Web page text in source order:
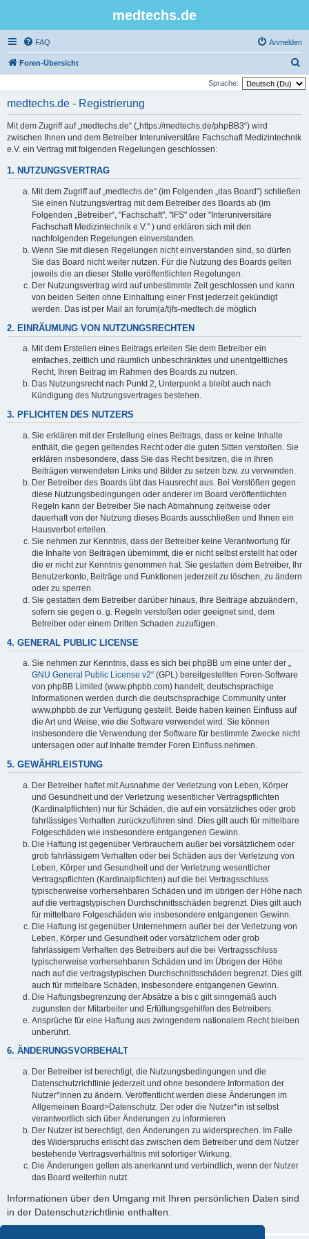
medtechs.de
FAQ Anmelden
Foren-Übersicht
u
Sprache:
medtechs.de - Registrierung
Mit dem Zugriff auf „medtechs.de“ („https://medtechs.de/phpBB3“) wird
zwischen Ihnen und dem Betreiber Interuniversitäre Fachschaft Medizintechnik
e.V. ein Vertrag mit folgenden Regelungen geschlossen:
1. NUTZUNGSVERTRAG
Mit dem Zugriff auf „medtechs.de“ (im Folgenden „das Board“) schließen
Sie einen Nutzungsvertrag mit dem Betreiber des Boards ab (im
Folgenden „Betreiber“, "Fachschaft", "IFS" oder "Interuniversitäre
Fachschaft Medizintechnik e.V." ) und erklären sich mit den
nachfolgenden Regelungen einverstanden.
Wenn Sie mit diesen Regelungen nicht einverstanden sind, so dürfen
Sie das Board nicht weiter nutzen. Für die Nutzung des Boards gelten
jeweils die an dieser Stelle veröffentlichten Regelungen.
Der Nutzungsvertrag wird auf unbestimmte Zeit geschlossen und kann
von beiden Seiten ohne Einhaltung einer Frist jederzeit gekündigt
werden. Das ist per Mail an forum(a/t)fs-medtech.de möglich
2. EINRÄUMUNG VON NUTZUNGSRECHTEN
Mit dem Erstellen eines Beitrags erteilen Sie dem Betreiber ein
einfaches, zeitlich und räumlich unbeschränktes und unentgeltliches
Recht, Ihren Beitrag im Rahmen des Boards zu nutzen.
Das Nutzungsrecht nach Punkt 2, Unterpunkt a bleibt auch nach
Kündigung des Nutzungsvertrages bestehen.
3. PFLICHTEN DES NUTZERS
Sie erklären mit der Erstellung eines Beitrags, dass er keine Inhalte
enthält, die gegen geltendes Recht oder die guten Sitten verstoßen. Sie
erklären insbesondere, dass Sie das Recht besitzen, die in Ihren
Beiträgen verwendeten Links und Bilder zu setzen bzw. zu verwenden.
Der Betreiber des Boards übt das Hausrecht aus. Bei Verstößen gegen
diese Nutzungsbedingungen oder anderer im Board veröffentlichten
Regeln kann der Betreiber Sie nach Abmahnung zeitweise oder
dauerhaft von der Nutzung dieses Boards ausschließen und Ihnen ein
Hausverbot erteilen.
Sie nehmen zur Kenntnis, dass der Betreiber keine Verantwortung für
die Inhalte von Beiträgen übernimmt, die er nicht selbst erstellt hat oder
die er nicht zur Kenntnis genommen hat. Sie gestatten dem Betreiber, Ihr
Benutzerkonto, Beiträge und Funktionen jederzeit zu löschen, zu ändern
oder zu sperren.
Sie gestatten dem Betreiber darüber hinaus, Ihre Beiträge abzuändern,
sofern sie gegen o. g. Regeln verstoßen oder geeignet sind, dem
Betreiber oder einem Dritten Schaden zuzufügen.
4. GENERAL PUBLIC LICENSE
Sie nehmen zur Kenntnis, dass es sich bei phpBB um eine unter der „
GNU General Public License v2“ (GPL) bereitgestellten Foren-Software
von phpBB Limited (www.phpbb.com) handelt; deutschsprachige
Informationen werden durch die deutschsprachige Community unter
www.phpbb.de zur Verfügung gestellt. Beide haben keinen Einfluss auf
die Art und Weise, wie die Software verwendet wird. Sie können
insbesondere die Verwendung der Software für bestimmte Zwecke nicht
untersagen oder auf Inhalte fremder Foren Einfluss nehmen.
5. GEWÄHRLEISTUNG
Der Betreiber haftet mit Ausnahme der Verletzung von Leben, Körper
und Gesundheit und der Verletzung wesentlicher Vertragspflichten
(Kardinalpflichten) nur für Schäden, die auf ein vorsätzliches oder grob
fahrlässiges Verhalten zurückzuführen sind. Dies gilt auch für mittelbare
Folgeschäden wie insbesondere entgangenen Gewinn.
Die Haftung ist gegenüber Verbrauchern außer bei vorsätzlichem oder
grob fahrlässigem Verhalten oder bei Schäden aus der Verletzung von
Leben, Körper und Gesundheit und der Verletzung wesentlicher
Vertragspflichten (Kardinalpflichten) auf die bei Vertragsschluss
typischerweise vorhersehbaren Schäden und im übrigen der Höhe nach
auf die vertragstypischen Durchschnittsschäden begrenzt. Dies gilt auch
für mittelbare Folgeschäden wie insbesondere entgangenen Gewinn.
Die Haftung ist gegenüber Unternehmern außer bei der Verletzung von
Leben, Körper und Gesundheit oder vorsätzlichem oder grob
fahrlässigem Verhalten des Betreibers auf die bei Vertragsschluss
typischerweise vorhersehbaren Schäden und im Übrigen der Höhe
nach auf die vertragstypischen Durchschnittsschäden begrenzt. Dies gilt
auch für mittelbare Schäden, insbesondere entgangenen Gewinn.
Die Haftungsbegrenzung der Absätze a bis c gilt sinngemäß auch
zugunsten der Mitarbeiter und Erfüllungsgehilfen des Betreibers.
Ansprüche für eine Haftung aus zwingendem nationalem Recht bleiben
unberührt.
6. ÄNDERUNGSVORBEHALT
Der Betreiber ist berechtigt, die Nutzungsbedingungen und die
Datenschutzrichtlinie jederzeit und ohne besondere Information der
Nutzer*innen zu ändern. Veröffentlicht werden diese Änderungen im
Allgemeinen Board>Datenschutz. Der oder die Nutzer*in ist selbst
verantwortlich sich über Änderungen zu informieren
Der Nutzer ist berechtigt, den Änderungen zu widersprechen. Im Falle
des Widerspruchs erlischt das zwischen dem Betreiber und dem Nutzer
bestehende Vertragsverhältnis mit sofortiger Wirkung.
Die Änderungen gelten als anerkannt und verbindlich, wenn der Nutzer
das Board weiterhin nutzt.
Informationen über den Umgang mit Ihren persönlichen Daten sind
in der Datenschutzrichtlinie enthalten.